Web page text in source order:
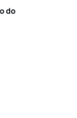
do